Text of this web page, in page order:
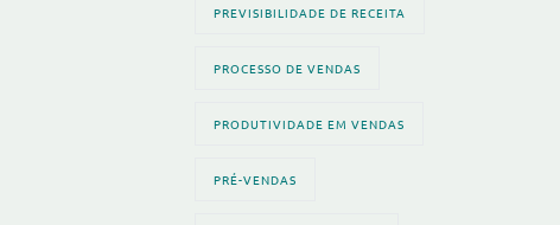
PREVISIBILIDADE DE RECEITA
PROCESSO DE VENDAS
PRODUTIVIDADE EM VENDAS
PRÉ-VENDAS